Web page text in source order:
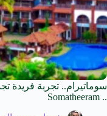
سوماتيرام.. تجربة فريدة
.. Somatheeram